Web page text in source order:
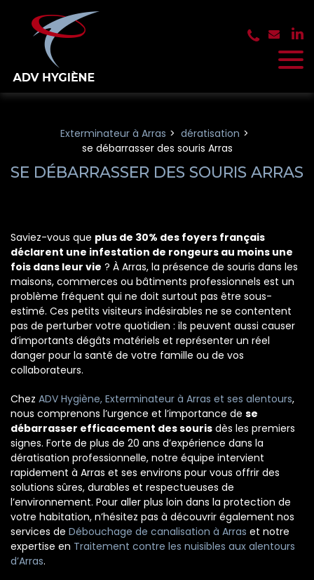
Exterminateur à Arras
dératisation
se débarrasser des souris Arras
SE DÉBARRASSER DES SOURIS ARRAS
Saviez-vous que plus de 30% des foyers français
déclarent une infestation de rongeurs au moins une
fois dans leur vie ? À Arras, la présence de souris dans les
maisons, commerces ou bâtiments professionnels est un
problème fréquent qui ne doit surtout pas être sous-
estimé. Ces petits visiteurs indésirables ne se contentent
pas de perturber votre quotidien : ils peuvent aussi causer
d’importants dégâts matériels et représenter un réel
danger pour la santé de votre famille ou de vos
collaborateurs.
Chez ADV Hygiène, Exterminateur à Arras et ses alentours,
nous comprenons l’urgence et l’importance de se
débarrasser efficacement des souris dès les premiers
signes. Forte de plus de 20 ans d’expérience dans la
dératisation professionnelle, notre équipe intervient
rapidement à Arras et ses environs pour vous offrir des
solutions sûres, durables et respectueuses de
l’environnement. Pour aller plus loin dans la protection de
votre habitation, n’hésitez pas à découvrir également nos
services de Débouchage de canalisation à Arras et notre
expertise en Traitement contre les nuisibles aux alentours
d’Arras.